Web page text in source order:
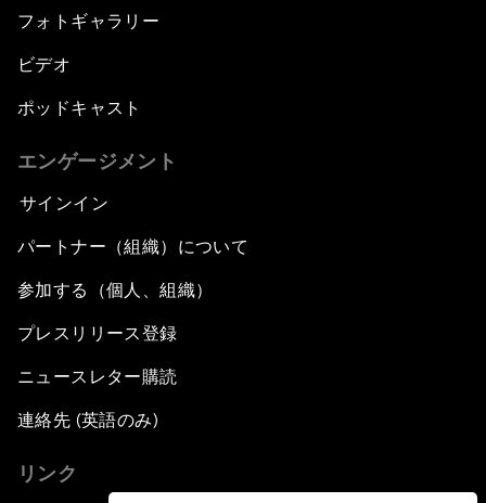
フォトギャラリー
ビデオ
ポッドキャスト
エンゲージメント
サインイン
パートナー（組織）について
参加する（個人、組織）
プレスリリース登録
ニュースレター購読
連絡先 (英語のみ)
リンク